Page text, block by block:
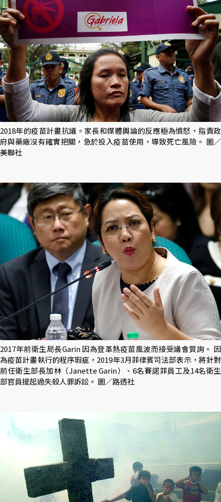
2018年的疫苗計畫抗議。家長和媒體輿論的反應極為憤怒，指責政
府與藥廠沒有確實把關，急於投入疫苗使用，導致死亡風險。 圖／
美聯社
2017年前衛生局長Garin 因為登革熱疫苗風波而接受議會質詢。 因
為疫苗計畫執行的程序瑕疵，2019年3月菲律賓司法部表示，將針對
前任衛生部長加林（Janette Garin）、6名賽諾菲員工及14名衛生
部官員提起過失殺人罪訴訟。 圖／路透社